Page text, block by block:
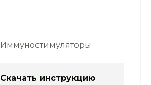
Иммуностимуляторы
Скачать инструкцию